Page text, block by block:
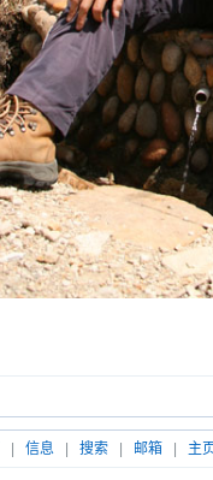
信息 搜索 邮箱 主